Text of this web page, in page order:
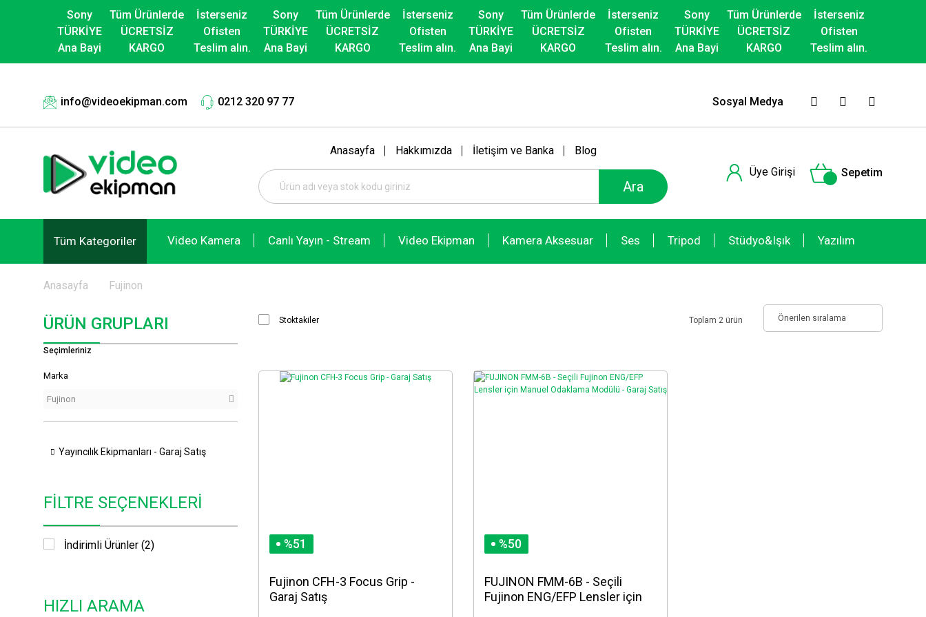
Sony
TÜRKİYE
Ana Bayi
Tüm Ürünlerde
ÜCRETSİZ
KARGO
İsterseniz
Ofisten
Teslim alın.
Sony
TÜRKİYE
Ana Bayi
Tüm Ürünlerde
ÜCRETSİZ
KARGO
İsterseniz
Ofisten
Teslim alın.
Sony
TÜRKİYE
Ana Bayi
Tüm Ürünlerde
ÜCRETSİZ
KARGO
İsterseniz
Ofisten
Teslim alın.
Sony
TÜRKİYE
Ana Bayi
Tüm Ürünlerde
ÜCRETSİZ
KARGO
İsterseniz
Ofisten
Teslim alın.
info@videoekipman.com 0212 320 97 77 Sosyal Medya
Anasayfa Hakkımızda İletişim ve Banka Blog
Ara
Üye Girişi Sepetim
Tüm Kategoriler Video Kamera Canlı Yayın - Stream Video Ekipman Kamera Aksesuar Ses Tripod Stüdyo&Işık Yazılım
Anasayfa Fujinon
ÜRÜN GRUPLARI
Seçimleriniz
Marka
Fujinon
Yayıncılık Ekipmanları - Garaj Satış
FILTRE SEÇENEKLERI
İndirimli Ürünler (2)
HIZLI ARAMA
Stoktakiler Toplam 2 ürün
%51
Fujinon CFH-3 Focus Grip -
Garaj Satış
%50
FUJINON FMM-6B - Seçili
Fujinon ENG/EFP Lensler için